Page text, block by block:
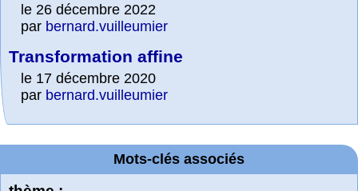
le 26 décembre 2022
par bernard.vuilleumier
Transformation affine
le 17 décembre 2020
par bernard.vuilleumier
Mots-clés associés